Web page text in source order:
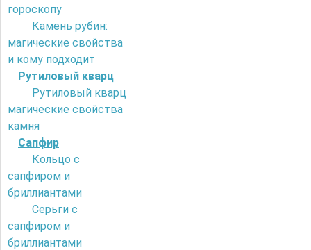
гороскопу
Камень рубин:
магические свойства
и кому подходит
Рутиловый кварц
Рутиловый кварц
магические свойства
камня
Сапфир
Кольцо с
сапфиром и
бриллиантами
Серьги с
сапфиром и
бриллиантами